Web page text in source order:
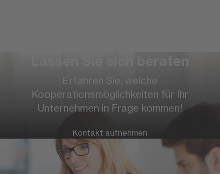
Erfahren Sie, welche
Kooperationsmöglichkeiten für Ihr
Unternehmen in Frage kommen!
Kontakt aufnehmen
Weitere Informationen zur FOM
Hochschule
Nachwuchs gewinnen